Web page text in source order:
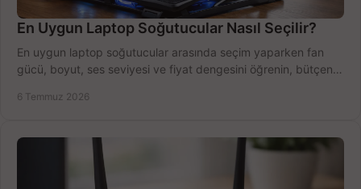
En Uygun Laptop Soğutucular Nasıl Seçilir?
En uygun laptop soğutucular arasında seçim yaparken fan
gücü, boyut, ses seviyesi ve fiyat dengesini öğrenin, bütçenizi
6 Temmuz 2026